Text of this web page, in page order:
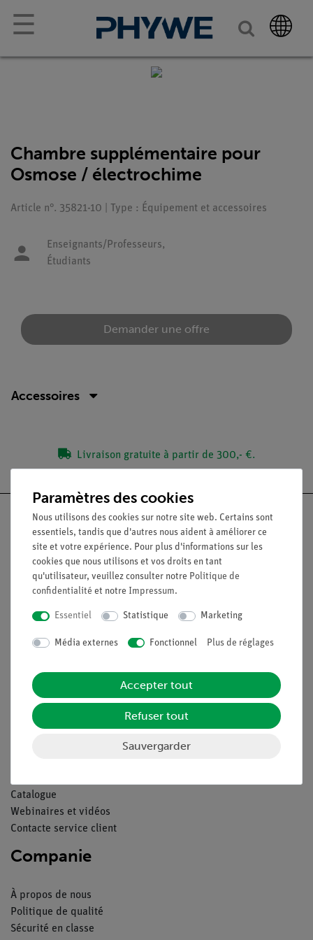
☰
Chambre supplémentaire pour
Osmose / électrochime
Article n°. 35821-10 | Type : Équipement et accessoires
Enseignants/Professeurs,
Étudiants
Demander une offre
Accessoires
Livraison gratuite à partir de 300,- €.
Nach oben
Contact
Déclaration de confidentialité
Mentions légales
Service
Catalogue
Webinaires et vidéos
Contacte service client
Companie
À propos de nous
Politique de qualité
Sécurité en classe
Paramètres des cookies
Nous utilisons des cookies sur notre site web. Certains sont
essentiels, tandis que d'autres nous aident à améliorer ce
site et votre expérience. Pour plus d'informations sur les
cookies que nous utilisons et vos droits en tant
qu'utilisateur, veuillez consulter notre Politique de
confidentialité et notre Impressum.
Essentiel Statistique Marketing
Média externes Fonctionnel Plus de réglages
Accepter tout
Refuser tout
Sauvergarder